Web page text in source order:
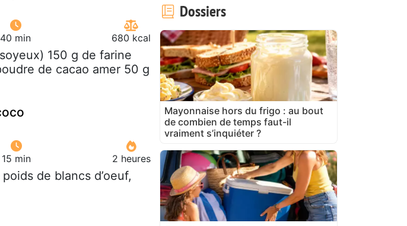
40 min 680 kcal
150 g de farine
de cacao amer 50 g
15 min 2 heures
de blancs d’oeuf,
Dossiers
Mayonnaise hors du frigo : au bout
de combien de temps faut-il
vraiment s’inquiéter ?